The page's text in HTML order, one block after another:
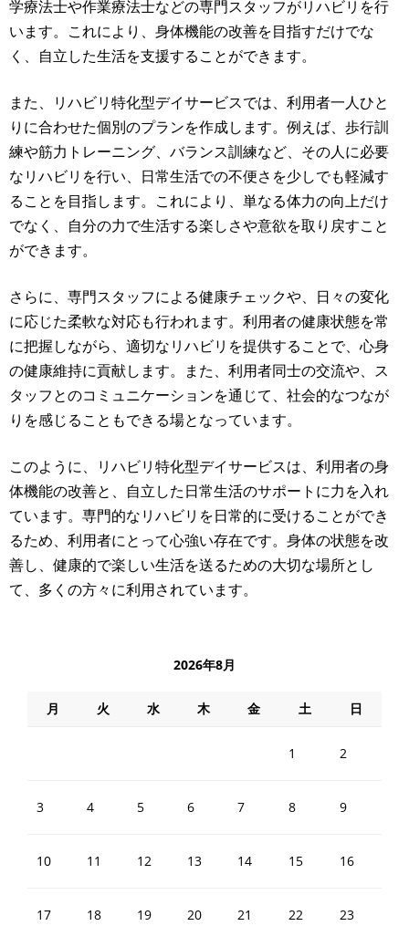
学療法士や作業療法士などの専門スタッフがリハビリを行
います。これにより、身体機能の改善を目指すだけでな
く、自立した生活を支援することができます。
また、リハビリ特化型デイサービスでは、利用者一人ひと
りに合わせた個別のプランを作成します。例えば、歩行訓
練や筋力トレーニング、バランス訓練など、その人に必要
なリハビリを行い、日常生活での不便さを少しでも軽減す
ることを目指します。これにより、単なる体力の向上だけ
でなく、自分の力で生活する楽しさや意欲を取り戻すこと
ができます。
さらに、専門スタッフによる健康チェックや、日々の変化
に応じた柔軟な対応も行われます。利用者の健康状態を常
に把握しながら、適切なリハビリを提供することで、心身
の健康維持に貢献します。また、利用者同士の交流や、ス
タッフとのコミュニケーションを通じて、社会的なつなが
りを感じることもできる場となっています。
このように、リハビリ特化型デイサービスは、利用者の身
体機能の改善と、自立した日常生活のサポートに力を入れ
ています。専門的なリハビリを日常的に受けることができ
るため、利用者にとって心強い存在です。身体の状態を改
善し、健康的で楽しい生活を送るための大切な場所とし
て、多くの方々に利用されています。
2026年8月
月 火 水 木 金 土 日
1 2
3 4 5 6 7 8 9
10 11 12 13 14 15 16
17 18 19 20 21 22 23